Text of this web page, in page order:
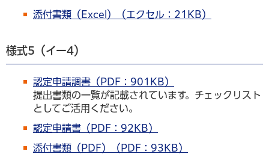
添付書類（Excel）（エクセル：21KB）
様式5（イー4）
認定申請調書（PDF：901KB）
提出書類の一覧が記載されています。チェックリスト
としてご活用ください。
認定申請書（PDF：92KB）
添付書類（PDF）（PDF：93KB）